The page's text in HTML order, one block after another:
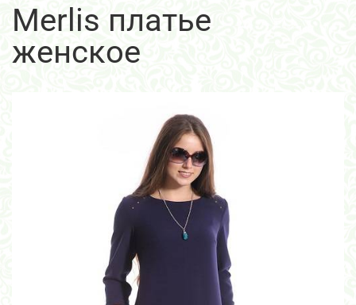
Merlis платье
женское